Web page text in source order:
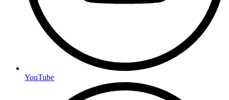
YouTube